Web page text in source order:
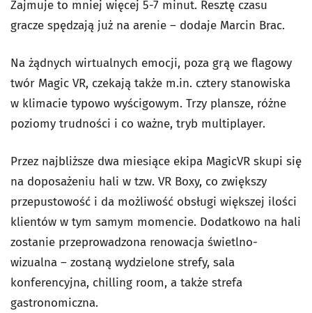
Zajmuje to mniej więcej 5-7 minut. Resztę czasu
gracze spędzają już na arenie – dodaje Marcin Brac.
Na żądnych wirtualnych emocji, poza grą we flagowy
twór Magic VR, czekają także m.in. cztery stanowiska
w klimacie typowo wyścigowym. Trzy plansze, różne
poziomy trudności i co ważne, tryb multiplayer.
Przez najbliższe dwa miesiące ekipa MagicVR skupi się
na doposażeniu hali w tzw. VR Boxy, co zwiększy
przepustowość i da możliwość obsługi większej ilości
klientów w tym samym momencie. Dodatkowo na hali
zostanie przeprowadzona renowacja świetlno-
wizualna – zostaną wydzielone strefy, sala
konferencyjna, chilling room, a także strefa
gastronomiczna.